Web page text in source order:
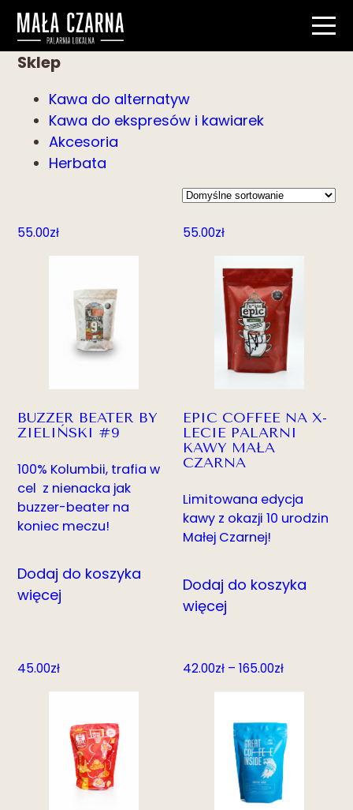
Sklep
Kawa do alternatyw
Kawa do ekspresów i kawiarek
Akcesoria
Herbata
55.00zł
BUZZER BEATER BY
ZIELIŃSKI #9
100% Kolumbii, trafia w
cel z nienacka jak
buzzer-beater na
koniec meczu!
Dodaj do koszyka
więcej
55.00zł
EPIC COFFEE NA X-
LECIE PALARNI
KAWY MAŁA
CZARNA
Limitowana edycja
kawy z okazji 10 urodzin
Małej Czarnej!
Dodaj do koszyka
więcej
45.00zł 42.00zł – 165.00złZakres
42.00zł
do
165.00zł